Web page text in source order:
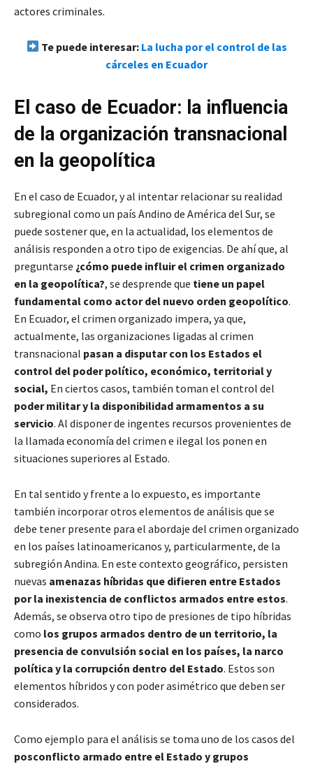
actores criminales.
Te puede interesar: La lucha por el control de las
cárceles en Ecuador
El caso de Ecuador: la influencia
de la organización transnacional
en la geopolítica
En el caso de Ecuador, y al intentar relacionar su realidad
subregional como un país Andino de América del Sur, se
puede sostener que, en la actualidad, los elementos de
análisis responden a otro tipo de exigencias. De ahí que, al
preguntarse ¿cómo puede influir el crimen organizado
en la geopolítica?, se desprende que tiene un papel
fundamental como actor del nuevo orden geopolítico.
En Ecuador, el crimen organizado impera, ya que,
actualmente, las organizaciones ligadas al crimen
transnacional pasan a disputar con los Estados el
control del poder político, económico, territorial y
social, En ciertos casos, también toman el control del
poder militar y la disponibilidad armamentos a su
servicio. Al disponer de ingentes recursos provenientes de
la llamada economía del crimen e ilegal los ponen en
situaciones superiores al Estado.
En tal sentido y frente a lo expuesto, es importante
también incorporar otros elementos de análisis que se
debe tener presente para el abordaje del crimen organizado
en los países latinoamericanos y, particularmente, de la
subregión Andina. En este contexto geográfico, persisten
nuevas amenazas híbridas que difieren entre Estados
por la inexistencia de conflictos armados entre estos.
Además, se observa otro tipo de presiones de tipo híbridas
como los grupos armados dentro de un territorio, la
presencia de convulsión social en los países, la narco
política y la corrupción dentro del Estado. Estos son
elementos híbridos y con poder asimétrico que deben ser
considerados.
Como ejemplo para el análisis se toma uno de los casos del
posconflicto armado entre el Estado y grupos